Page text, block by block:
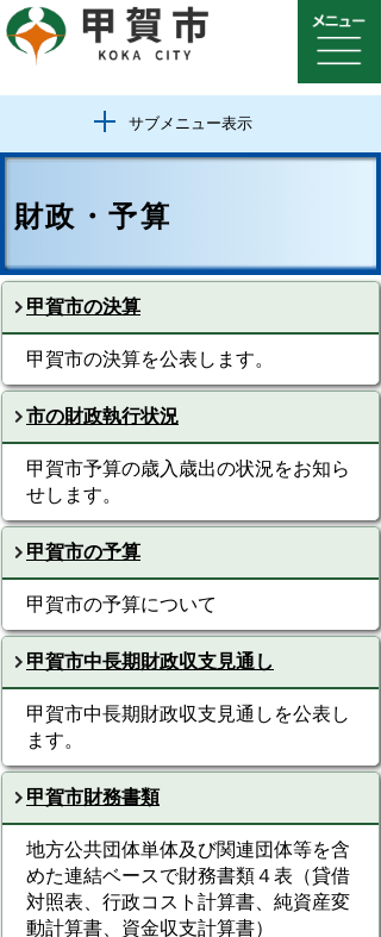
サブメニュー表示
財政・予算
甲賀市の決算
甲賀市の決算を公表します。
市の財政執行状況
甲賀市予算の歳入歳出の状況をお知ら
せします。
甲賀市の予算
甲賀市の予算について
甲賀市中長期財政収支見通し
甲賀市中長期財政収支見通しを公表し
ます。
甲賀市財務書類
地方公共団体単体及び関連団体等を含
めた連結ベースで財務書類４表（貸借
対照表、行政コスト計算書、純資産変
動計算書、資金収支計算書）